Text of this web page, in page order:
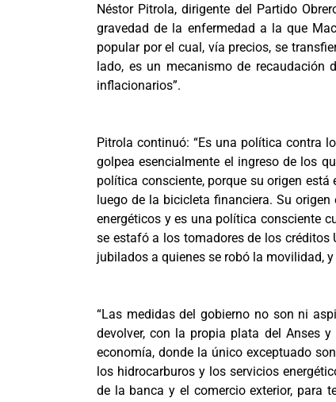
Néstor Pitrola, dirigente del Partido
gravedad de la enfermedad a la que
popular por el cual, vía precios, se
lado, es un mecanismo de recaudación
inflacionarios”.
Pitrola continuó: “Es una política contra
golpea esencialmente el ingreso de los
política consciente, porque su origen
luego de la bicicleta financiera. Su
energéticos y es una política consciente
se estafó a los tomadores de los créditos
jubilados a quienes se robó la movilidad,
“Las medidas del gobierno no son ni
devolver, con la propia plata del Anses
economía, donde la único exceptuado
los hidrocarburos y los servicios
de la banca y el comercio exterior, para